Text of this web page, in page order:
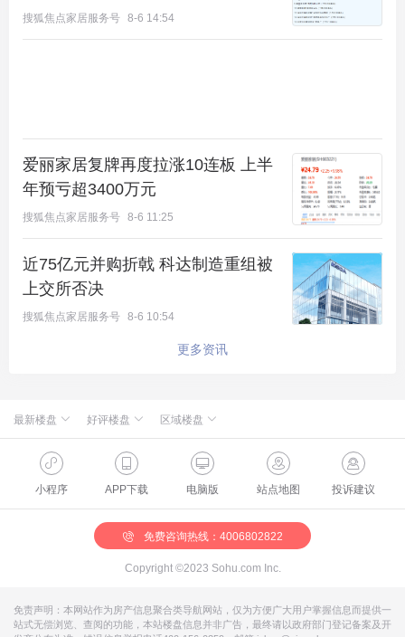
旭辉城89平米下跃户型图
井然有序 上下自成境界
漫，给自己一间梦想，房间多了，烦恼就少了。
搜狐焦点家居服务号 8-6 14:54
爱丽家居复牌再度拉涨10连板 上半
年预亏超3400万元
搜狐焦点家居服务号 8-6 11:25
近75亿元并购折戟 科达制造重组被
上交所否决
搜狐焦点家居服务号 8-6 10:54
更多资讯
最新楼盘 好评楼盘 区域楼盘
绿城·朗月和风 新航城世界映
怀柔国贤府
缦合北京
懋源·騴橒臺
北京城建·文华知筑
北京城建·和知筑|铂瑞
北京建工·嘉棠雅序
国樾天颂
北京楼盘
石景山楼盘
昌平楼盘
大兴楼盘
房山楼盘
朝阳楼盘
通州楼盘
桃源新都孔雀城 华银天鹅湖
温泉新都孔雀城
中海北京世家
燕都古城·和园
中冶兴隆新城·红石郡
路劲阳光城
富力和园
小程序 APP下载 电脑版 站点地图 投诉建议
免费咨询热线：4006802822
Copyright ©2023 Sohu.com Inc.
免责声明：本网站作为房产信息聚合类导航网站，仅为方便广大用户掌握信息而提供一
站式无偿浏览、查阅的功能，本站楼盘信息并非广告，最终请以政府部门登记备案及开